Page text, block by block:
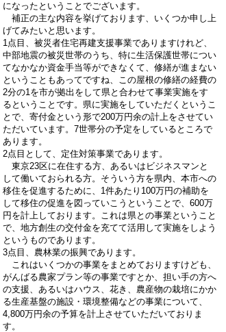
になったということでございます。
補正の主な内容を挙げております、いくつか申し上
げてみたいと思います。
1点目、被災者住宅再建支援事業でありますけれど、
中部地震の被災世帯のうち、特に生活保護世帯につい
てなかなか資金手当等ができなくて、修繕が進まない
ということもあってですね、この屋根の修繕の経費の
2分の1を市が拠出をして県と合わせて事業実施をす
るということです。県に実施をしていただくというこ
とで、寄付金という形で200万円余の計上をさせてい
ただいています。7世帯分の予定をしているところで
あります。
2点目として、定住対策事業であります。
東京23区に在住する方、あるいはビジネスマンと
して働いておられる方。そういう方を県内、本市への
移住を促進するために、1件あたり100万円の補助を
して移住の促進を図っていこうということで、600万
円を計上しております。これは県との事業ということ
で、地方創生の交付金を充てて活用して実施をしよう
というものであります。
3点目、農林業の振興であります。
これはいくつかの事業をまとめておりますけども、
がんばる農家プラン等の事業ですとか、担い手の方へ
の支援、あるいはハウス、花き、農産物の栽培にかか
る生産基盤の施設・環境整備などの事業について、
4,800万円余の予算を計上させていただいておりま
す。